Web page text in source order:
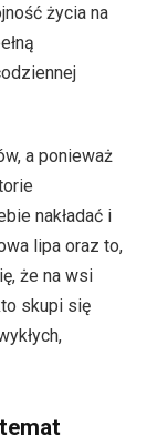
życia na
a ponieważ
nakładać i
lipa oraz to,
że na wsi
skupi się